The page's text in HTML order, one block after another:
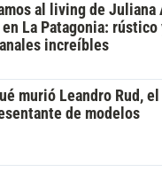
al living de Juliana
en La Patagonia: rústico
increíbles
murió Leandro Rud,
de modelos